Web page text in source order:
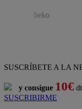
SUSCRÍBETE A LA
y consigue 10€
SUSCRIBIRME